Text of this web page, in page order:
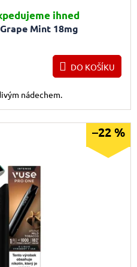
Mint 18mg
ihned
DO KOŠÍKU
nádechem.
–22 %